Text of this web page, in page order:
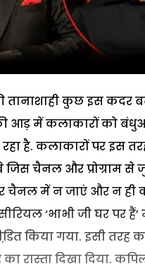
तानाशाही कुछ इस कदर
आड़ में कलाकारों को
है. कलाकारों पर इस
जिस चैनल और प्रोग्राम से
चैनल में न जाएं और न ही
‘भाभी जी घर पर
किया गया. इसी तरह
रास्ता दिखा दिया.